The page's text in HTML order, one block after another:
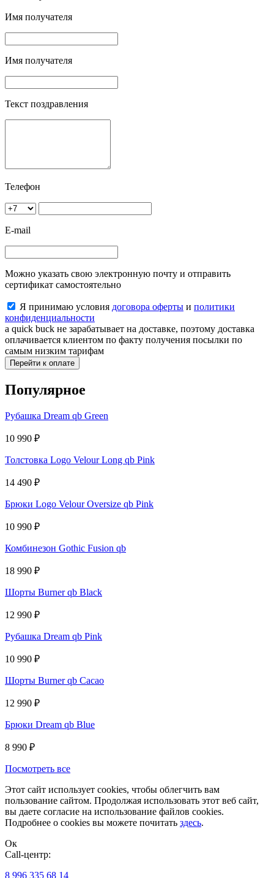
Имя получателя
Имя получателя
Текст поздравления
Телефон
E-mail
Можно указать свою электронную почту и отправить
сертификат самостоятельно
Я принимаю условия договора оферты и политики
конфиденциальности
a quick buck не зарабатывает на доставке, поэтому доставка
оплачивается клиентом по факту получения посылки по
самым низким тарифам
Перейти к оплате
Популярное
Рубашка Dream qb Green
10 990 ₽
Толстовка Logo Velour Long qb Pink
14 490 ₽
Брюки Logo Velour Oversize qb Pink
10 990 ₽
Комбинезон Gothic Fusion qb
18 990 ₽
Шорты Burner qb Black
12 990 ₽
Рубашка Dream qb Pink
10 990 ₽
Шорты Burner qb Cacao
12 990 ₽
Брюки Dream qb Blue
8 990 ₽
Посмотреть все
Этот сайт использует cookies, чтобы облегчить вам
пользование сайтом. Продолжая использовать этот веб сайт,
вы даете согласие на использование файлов cookies.
Подробнее о cookies вы можете почитать здесь.
Ок
Сall-центр:
8 996 335 68 14